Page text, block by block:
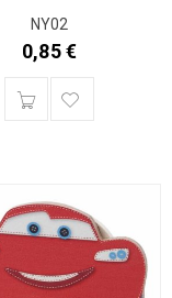
ΝΥ02
0,85€